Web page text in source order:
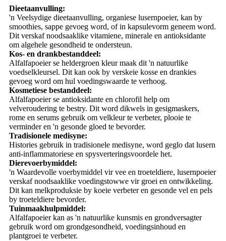
Dieetaanvulling:
'n Veelsydige dieetaanvulling, organiese lusernpoeier, kan by
smoothies, sappe gevoeg word, of in kapsulevorm geneem word.
Dit verskaf noodsaaklike vitamiene, minerale en antioksidante
om algehele gesondheid te ondersteun.
Kos- en drankbestanddeel:
Alfalfapoeier se heldergroen kleur maak dit 'n natuurlike
voedselkleursel. Dit kan ook by verskeie kosse en drankies
gevoeg word om hul voedingswaarde te verhoog.
Kosmetiese bestanddeel:
Alfalfapoeier se antioksidante en chlorofil help om
velveroudering te bestry. Dit word dikwels in gesigmaskers,
rome en serums gebruik om velkleur te verbeter, plooie te
verminder en 'n gesonde gloed te bevorder.
Tradisionele medisyne:
Histories gebruik in tradisionele medisyne, word geglo dat lusern
anti-inflammatoriese en spysverteringsvoordele het.
Dierevoerbymiddel:
'n Waardevolle voerbymiddel vir vee en troeteldiere, lusernpoeier
verskaf noodsaaklike voedingstowwe vir groei en ontwikkeling.
Dit kan melkproduksie by koeie verbeter en gesonde vel en pels
by troeteldiere bevorder.
Tuinmaakhulpmiddel:
Alfalfapoeier kan as 'n natuurlike kunsmis en grondversagter
gebruik word om grondgesondheid, voedingsinhoud en
plantgroei te verbeter.